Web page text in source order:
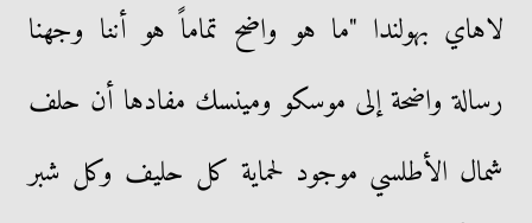
لاهاي بهولندا "ما هو واضح تماماً هو أننا وجهنا
رسالة واضحة إلى موسكو ومينسك مفادها أن حلف
شمال الأطلسي موجود لحماية كل حليف وكل شبر